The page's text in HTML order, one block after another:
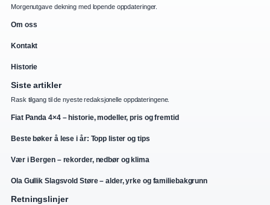
Morgenutgave dekning med lopende oppdateringer.
Om oss
Kontakt
Historie
Siste artikler
Rask tilgang til de nyeste redaksjonelle oppdateringene.
Fiat Panda 4×4 – historie, modeller, pris og fremtid
Beste bøker å lese i år: Topp lister og tips
Vær i Bergen – rekorder, nedbør og klima
Ola Gullik Slagsvold Støre – alder, yrke og familiebakgrunn
Retningslinjer